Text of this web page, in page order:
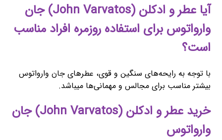
آیا عطر و ادکلن (John Varvatos) جان
وارواتوس برای استفاده روزمره افراد مناسب
است؟
با توجه به رایحه‌های سنگین و قوی، عطرهای جان وارواتوس
بیشتر مناسب برای مجالس و مهمانی‌ها میباشد.
خرید عطر و ادکلن (John Varvatos) جان
وارواتوس